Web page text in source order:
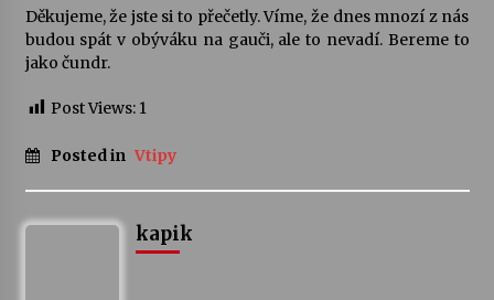
Děkujeme, že jste si to přečetly. Víme, že dnes mnozí z nás
budou spát v obýváku na gauči, ale to nevadí. Bereme to
jako čundr.
Post Views: 1
Posted in Vtipy
kapik